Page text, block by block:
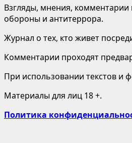
Взгляды, мнения, комментарии
обороны и антитеррора.
Журнал о тех, кто живет
Комментарии проходят
При использовании текстов и
Материалы для лиц 18 +.
Политика